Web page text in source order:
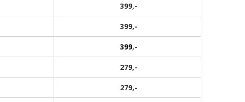
399,-
399,-
399,-
279,-
279,-